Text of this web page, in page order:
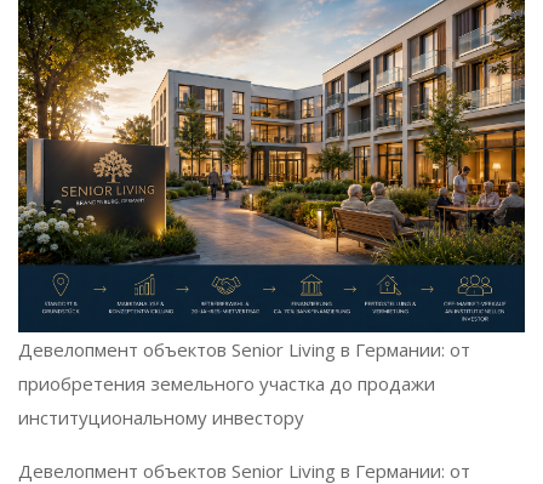
Девелопмент объектов Senior Living в Германии: от
приобретения земельного участка до продажи
институциональному инвестору
Девелопмент объектов Senior Living в Германии: от